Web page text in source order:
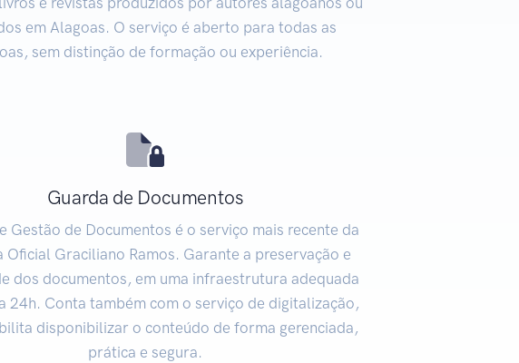
em Alagoas. O serviço é aberto para todas as
sem distinção de formação ou experiência.
Guarda de Documentos
Gestão de Documentos é o serviço mais recente da
Oficial Graciliano Ramos. Garante a preservação e
dos documentos, em uma infraestrutura adequada
24h. Conta também com o serviço de digitalização,
disponibilizar o conteúdo de forma gerenciada,
prática e segura.